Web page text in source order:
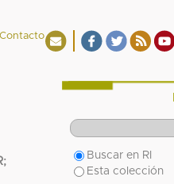
Contacto
;
Buscar en RI
Esta colección